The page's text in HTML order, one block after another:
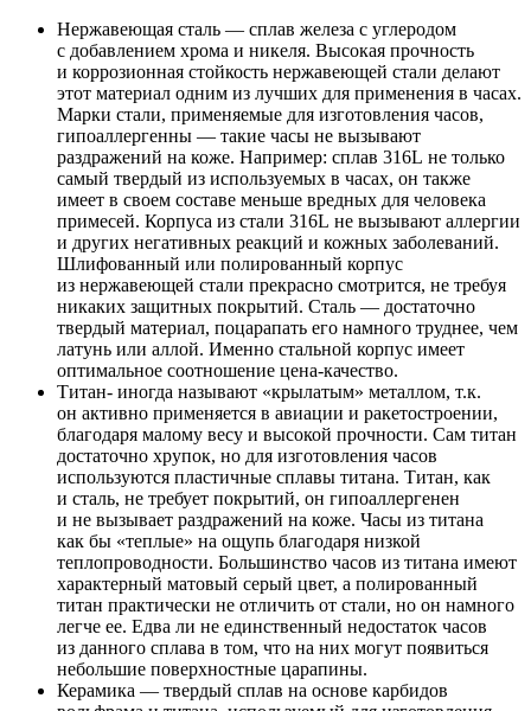
Нержавеющая сталь — сплав железа с углеродом
с добавлением хрома и никеля. Высокая прочность
и коррозионная стойкость нержавеющей стали делают
этот материал одним из лучших для применения в часах.
Марки стали, применяемые для изготовления часов,
гипоаллергенны — такие часы не вызывают
раздражений на коже. Например: сплав 316L не только
самый твердый из используемых в часах, он также
имеет в своем составе меньше вредных для человека
примесей. Корпуса из стали 316L не вызывают аллергии
и других негативных реакций и кожных заболеваний.
Шлифованный или полированный корпус
из нержавеющей стали прекрасно смотрится, не требуя
никаких защитных покрытий. Сталь — достаточно
твердый материал, поцарапать его намного труднее, чем
латунь или аллой. Именно стальной корпус имеет
оптимальное соотношение цена-качество.
Титан- иногда называют «крылатым» металлом, т.к.
он активно применяется в авиации и ракетостроении,
благодаря малому весу и высокой прочности. Сам титан
достаточно хрупок, но для изготовления часов
используются пластичные сплавы титана. Титан, как
и сталь, не требует покрытий, он гипоаллергенен
и не вызывает раздражений на коже. Часы из титана
как бы «теплые» на ощупь благодаря низкой
теплопроводности. Большинство часов из титана имеют
характерный матовый серый цвет, а полированный
титан практически не отличить от стали, но он намного
легче ее. Едва ли не единственный недостаток часов
из данного сплава в том, что на них могут появиться
небольшие поверхностные царапины.
Керамика — твердый сплав на основе карбидов